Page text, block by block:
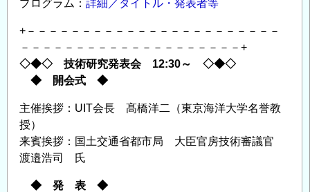
プログラム： 詳細／タイトル・発表者等
+－－－－－－－－－－－－－－－－－－－－－－－
－－－－－－－－－－－－－－－－－－－－+
◇◆◇ 技術研究発表会 12:30～ ◇◆◇
◆ 開会式 ◆
主催挨拶：UIT会長 髙橋洋二（東京海洋大学名誉教
授）
来賓挨拶：国土交通省都市局 大臣官房技術審議官
渡邉浩司 氏
◆ 発 表 ◆